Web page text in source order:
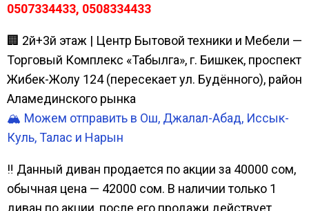
0507334433, 0508334433
🏢 2й+3й этаж | Центр Бытовой техники и Мебели —
Торговый Комплекс «Табылга», г. Бишкек, проспект
Жибек-Жолу 124 (пересекает ул. Будённого), район
Аламединского рынка
🏔️ Можем отправить в Ош, Джалал-Абад, Иссык-
Куль, Талас и Нарын
‼ Данный диван продается по акции за 40000 сом,
обычная цена — 42000 сом. В наличии только 1
диван по акции, после его продажи действует